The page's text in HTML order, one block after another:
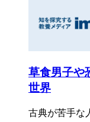
草食男子や
世界
古典が苦手な